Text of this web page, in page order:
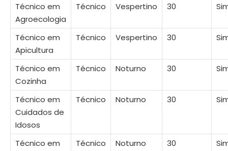
Técnico em
Agroecologia
Técnico Vespertino 30
Técnico em
Apicultura
Técnico Vespertino 30
Técnico em
Cozinha
Técnico Noturno 30
Técnico em
Cuidados de
Idosos
Técnico Noturno 30
Técnico em
Técnico Noturno 30